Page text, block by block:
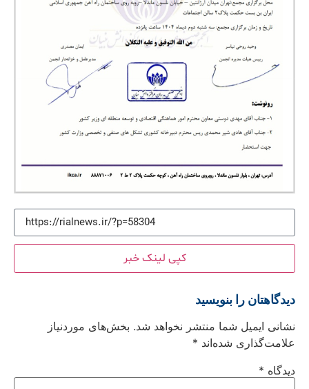
کپی لینک خبر
دیدگاهتان را بنویسید
نشانی ایمیل شما منتشر نخواهد شد. بخش‌های موردنیاز
علامت‌گذاری شده‌اند *
دیدگاه *